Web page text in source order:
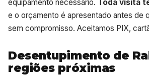
equipamento necessário.
Toda visita
e o orçamento é apresentado antes de
sem compromisso. Aceitamos PIX,
Desentupimento de
regiões próximas